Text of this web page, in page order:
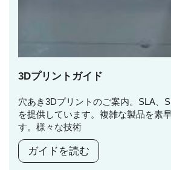
3Dプリントガイド
穴あき3Dプリントのご案内。SLA、
を提供しています。複雑な製品を素
す。様々な技術
ガイドを読む